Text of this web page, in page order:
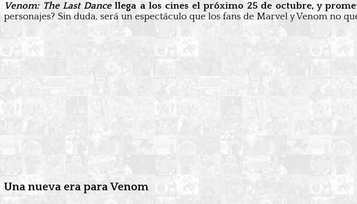
Venom: The Last Dancellega a los cines el próximo 25 de octubre, y
personajes? Sin duda, será un espectáculo que los fans de Marvel y Venom no
Una nueva era para Venom